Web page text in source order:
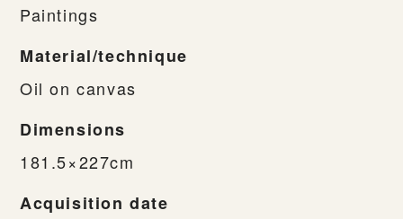
Paintings
Material/technique
Oil on canvas
Dimensions
181.5×227cm
Acquisition date